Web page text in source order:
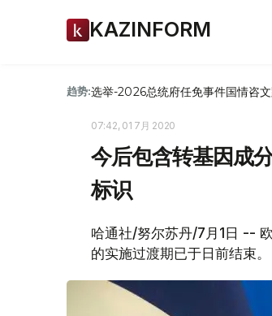
KAZINFORM
趋势:选举-2026总统府任免事件国情咨文
07:42, 01 7月 2020
今后包含转基因成
标识
哈通社/努尔苏丹/7月1日 --
的实施过渡期已于日前结束。